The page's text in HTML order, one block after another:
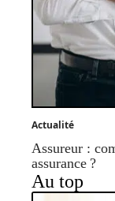
Actualité
Assureur :
assurance ?
Au top